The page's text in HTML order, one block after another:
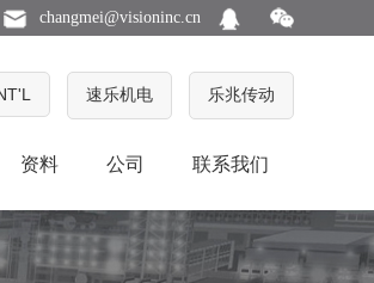
changmei@visioninc.cn
速乐机电 乐兆传动
资料 公司 联系我们